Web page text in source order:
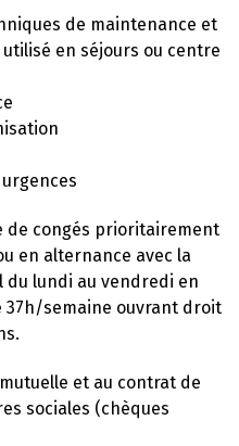
de maintenance et
en séjours ou centre
de congés prioritairement
en alternance avec la
du lundi au vendredi en
37h/semaine ouvrant droit
et au contrat de
sociales (chèques